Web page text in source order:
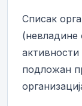
Списак
(невладине
активности
подложан